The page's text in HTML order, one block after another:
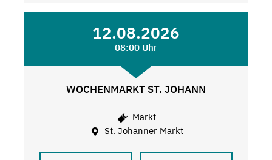
12.08.2026
08:00 Uhr
WOCHENMARKT ST. JOHANN
Markt
St. Johanner Markt